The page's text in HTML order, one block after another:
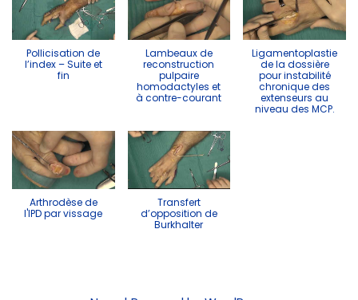
Pollicisation de
l’index – Suite et
fin
Lambeaux de
reconstruction
pulpaire
homodactyles et
à contre-courant
Ligamentoplastie
de la dossière
pour instabilité
chronique des
extenseurs au
niveau des MCP.
Arthrodèse de
l'IPD par vissage
Transfert
d’opposition de
Burkhalter